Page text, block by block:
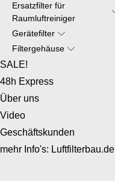
Ersatzfilter für
Raumluftreiniger
Gerätefilter
Filtergehäuse
SALE!
48h Express
Über uns
Video
Geschäftskunden
mehr Info's: Luftfilterbau.de